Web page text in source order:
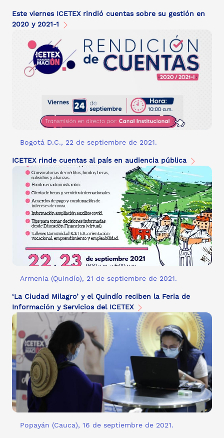
Este viernes ICETEX rindió cuentas sobre su gestión en
2020 y 2021-1
Bogotá D.C., 22 de septiembre de 2021.
ICETEX rinde cuentas al país en audiencia pública
Armenia (Quindío), 21 de septiembre de 2021.
‘La Ciudad Milagro’ y el Quindío reciben la Feria de
Información y Servicios del ICETEX
Popayán (Cauca), 16 de septiembre de 2021.